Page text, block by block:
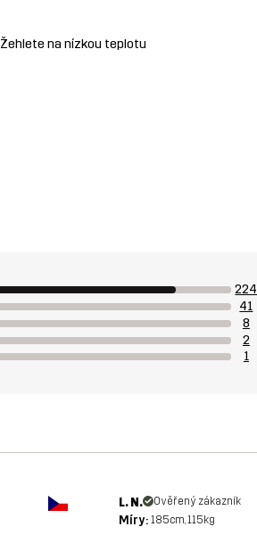
Žehlete na nízkou teplotu
224
41
8
2
1
L. N. Ověřený zákazník
Míry: 185cm, 115kg